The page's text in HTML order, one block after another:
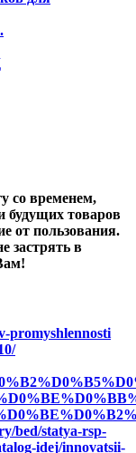
со временем,
будущих товаров
от пользования.
застрять в
promyshlennosti
bed/statya-rsp-
idej/innovatsii-